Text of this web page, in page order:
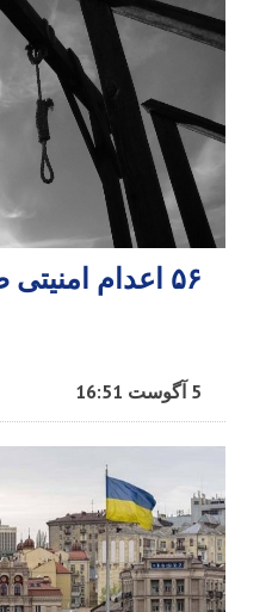
۵۶ اعدام امنیتی طی ماه‌های اخیر
5 آگوست 16:51